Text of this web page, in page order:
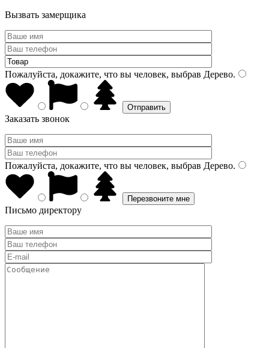
Вызвать замерщика
Пожалуйста, докажите, что вы человек, выбрав Дерево.
Заказать звонок
Пожалуйста, докажите, что вы человек, выбрав Дерево.
Письмо директору